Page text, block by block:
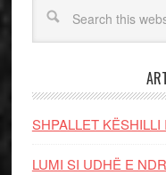
SHPALLET
LUMI SI UDHË E